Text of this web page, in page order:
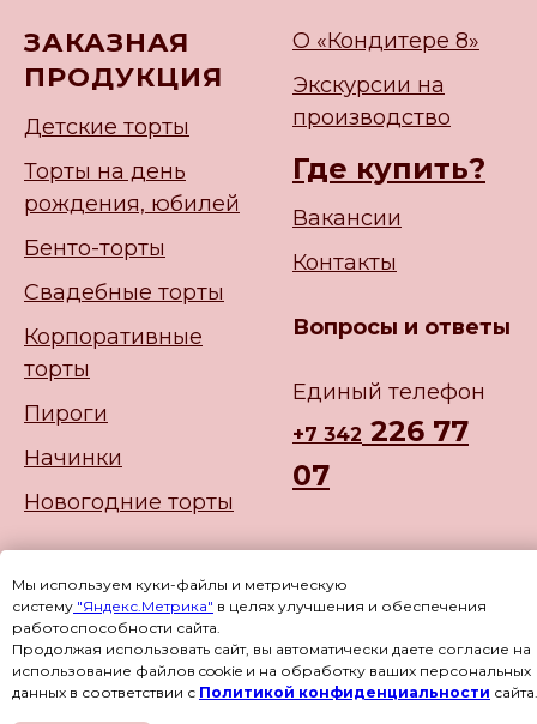
ЗАКАЗНАЯ
ПРОДУКЦИЯ
Детские торты
Торты на день
рождения, юбилей
Бенто-торты
Свадебные торты
Корпоративные
торты
Пироги
Начинки
Новогодние торты
О «Кондитере 8»
Экскурсии на
производство
Где купить?
Вакансии
Контакты
Вопросы и ответы
Единый телефон
+7 342 226 77
07
Мы используем куки-файлы и метрическую
систему "Яндекс.Метрика" в целях улучшения и обеспечения
работоспособности сайта.
Продолжая использовать сайт, вы автоматически даете согласие на
использование файлов cookie и на обработку ваших персональных
данных в соответствии с Политикой конфиденциальности сайта.